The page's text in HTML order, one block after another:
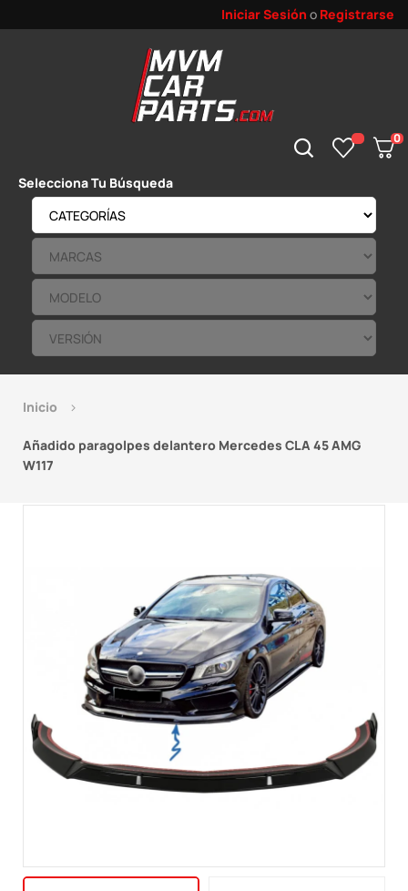
Iniciar Sesión o Registrarse
0
Selecciona Tu Búsqueda
Inicio
Añadido paragolpes delantero Mercedes CLA 45 AMG
W117